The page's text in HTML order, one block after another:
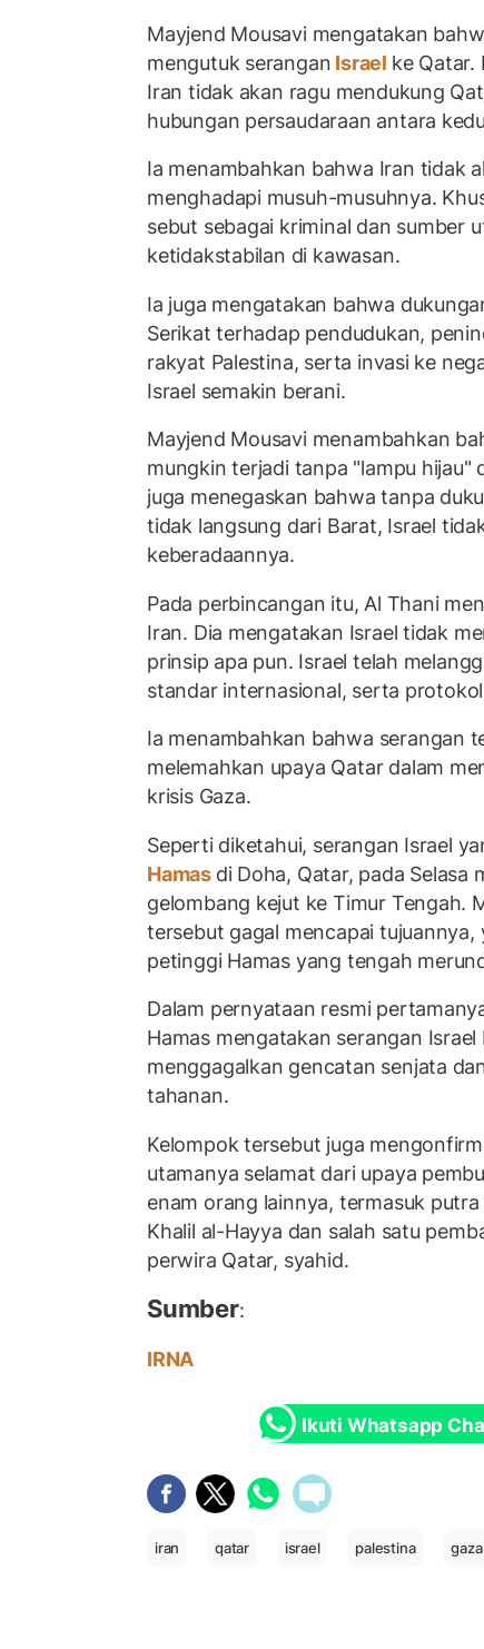
Mayjend Mousavi mengatakan
mengutuk serangan Israel ke Qatar.
Iran tidak akan ragu mendukung
hubungan persaudaraan antara
Ia menambahkan bahwa Iran tidak
menghadapi musuh-musuhnya.
sebut sebagai kriminal dan sumber
ketidakstabilan di kawasan.
Ia juga mengatakan bahwa
Serikat terhadap pendudukan,
rakyat Palestina, serta invasi ke
Israel semakin berani.
Mayjend Mousavi menambahkan
mungkin terjadi tanpa "lampu hijau"
juga menegaskan bahwa tanpa
tidak langsung dari Barat, Israel
keberadaannya.
Pada perbincangan itu, Al Thani
Iran. Dia mengatakan Israel tidak
prinsip apa pun. Israel telah
standar internasional, serta
Ia menambahkan bahwa serangan
melemahkan upaya Qatar dalam
krisis Gaza.
Seperti diketahui, serangan Israel
Hamas di Doha, Qatar, pada Selasa
gelombang kejut ke Timur Tengah.
tersebut gagal mencapai tujuannya,
petinggi Hamas yang tengah
Dalam pernyataan resmi
Hamas mengatakan serangan
menggagalkan gencatan senjata
tahanan.
Kelompok tersebut juga
utamanya selamat dari upaya
enam orang lainnya, termasuk
Khalil al-Hayya dan salah satu
perwira Qatar, syahid.
Sumber:
IRNA
Ikuti Whatsapp
iran qatar israel palestina gaza